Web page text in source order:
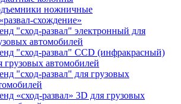
ножничные
схождение»
"сход-развал" электронный для
автомобилей
"сход-развал" CCD (инфракрасный)
грузовых автомобилей
"сход-развал" для грузовых
«сход-развал» 3D для грузовых